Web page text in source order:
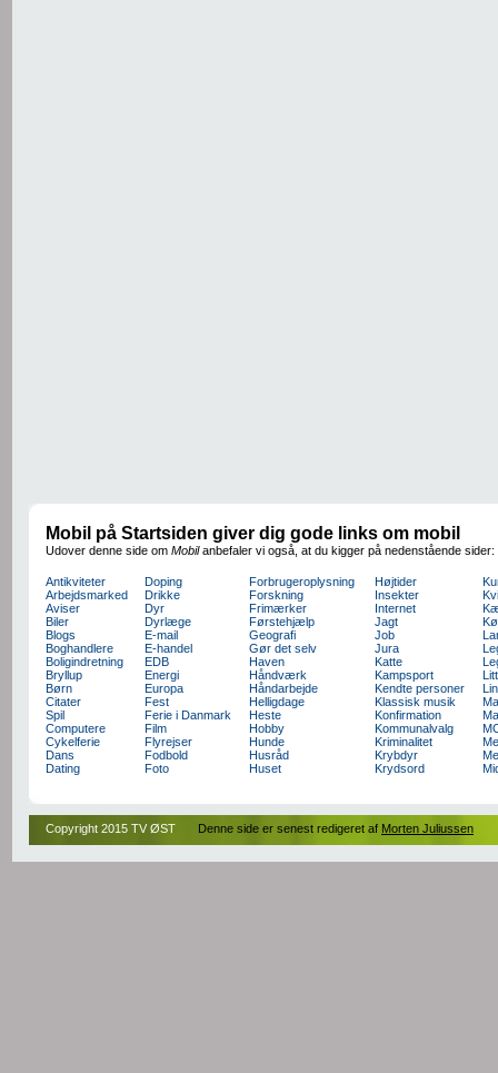
Mobil på Startsiden giver dig gode links om mobil
Udover denne side om Mobilanbefaler vi også, at du kigger på nedenstående sider:
Antikviteter
Arbejdsmarked
Aviser
Biler
Blogs
Boghandlere
Boligindretning
Bryllup
Børn
Citater
Spil
Computere
Cykelferie
Dans
Dating
Doping
Drikke
Dyr
Dyrlæge
E-mail
E-handel
EDB
Energi
Europa
Fest
Ferie i Danmark
Film
Flyrejser
Fodbold
Foto
Forbrugeroplysning
Forskning
Frimærker
Førstehjælp
Geografi
Gør det selv
Haven
Håndværk
Håndarbejde
Helligdage
Heste
Hobby
Hunde
Husråd
Huset
Højtider
Insekter
Internet
Jagt
Job
Jura
Katte
Kampsport
Kendte personer
Klassisk musik
Konfirmation
Kommunalvalg
Kriminalitet
Krybdyr
Krydsord
Copyright 2015 TV ØST Denne side er senest redigeret af Morten Juliussen